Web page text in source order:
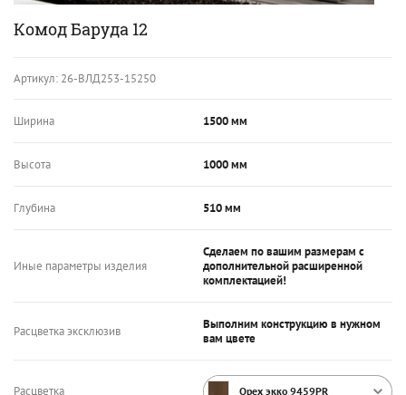
Комод Баруда 12
Артикул: 26-ВЛД253-15250
Ширина 1500 мм
Высота 1000 мм
Глубина 510 мм
Иные параметры изделия
Сделаем по вашим размерам с
дополнительной расширенной
комплектацией!
Расцветка эксклюзив
Выполним конструкцию в нужном
вам цвете
Расцветка Орех экко 9459PR